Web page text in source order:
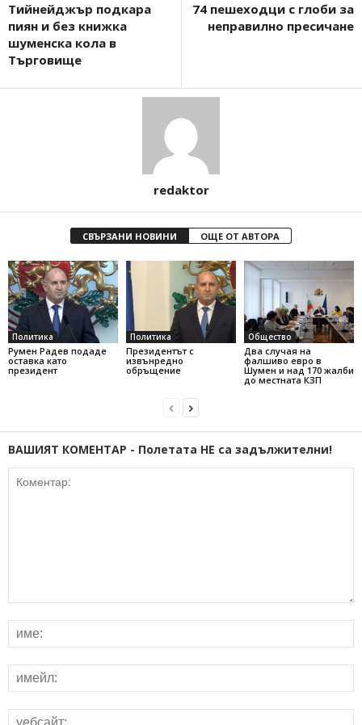
Тийнейджър подкара
пиян и без книжка
шуменска кола в
Търговище
74 пешеходци с глоби за
неправилно пресичане
redaktor
СВЪРЗАНИ НОВИНИ ОЩЕ ОТ АВТОРА
Политика
Румен Радев подаде
оставка като
президент
Политика
Президентът с
извънредно
обръщение
Общество
Два случая на
фалшиво евро в
Шумен и над 170 жалби
до местната КЗП
ВАШИЯТ КОМЕНТАР - Полетата НЕ са задължителни!